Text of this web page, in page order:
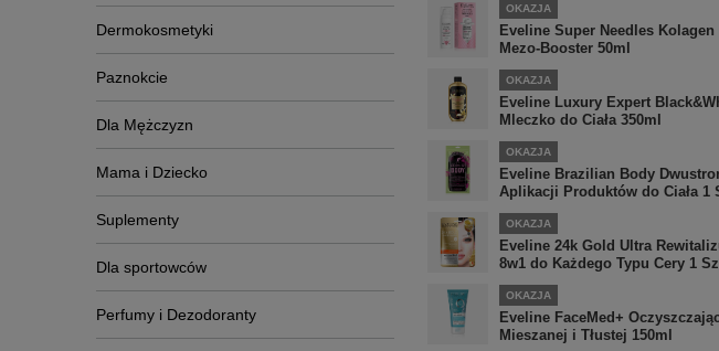
Dermokosmetyki
Paznokcie
Dla Mężczyzn
Mama i Dziecko
Suplementy
Dla sportowców
Perfumy i Dezodoranty
OKAZJA
Eveline Super Needles
Mezo-Booster 50ml
OKAZJA
Eveline Luxury Expert
Mleczko do Ciała 350ml
OKAZJA
Eveline Brazilian Body
Aplikacji Produktów do Ciała 1
OKAZJA
Eveline 24k Gold Ultra
8w1 do Każdego Typu Cery 1
OKAZJA
Eveline FaceMed+
Mieszanej i Tłustej 150ml